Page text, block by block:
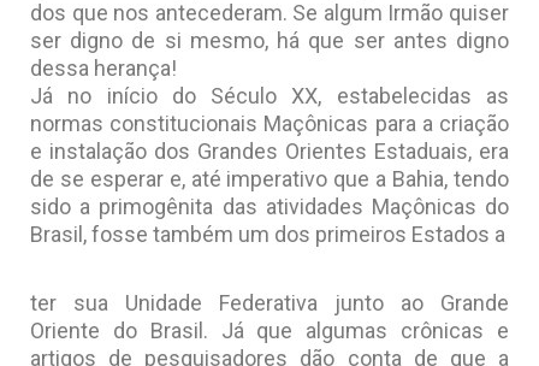
dos que nos antecederam. Se algum Irmão quiser
ser digno de si mesmo, há que ser antes digno
dessa herança!
Já no início do Século XX, estabelecidas as
normas constitucionais Maçônicas para a criação
e instalação dos Grandes Orientes Estaduais, era
de se esperar e, até imperativo que a Bahia, tendo
sido a primogênita das atividades Maçônicas do
Brasil, fosse também um dos primeiros Estados a
ter sua Unidade Federativa junto ao Grande
Oriente do Brasil. Já que algumas crônicas e
artigos de pesquisadores dão conta de que a